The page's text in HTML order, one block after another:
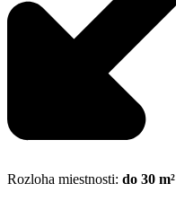
Rozloha miestnosti: do 30 m²